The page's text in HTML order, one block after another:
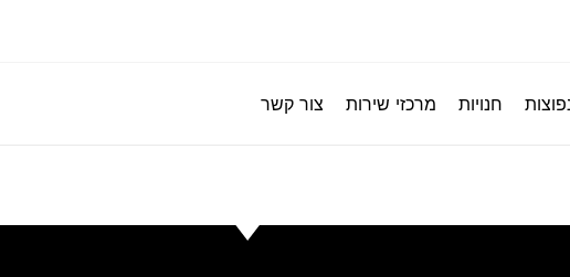
חנויות מרכזי שירות צור קשר